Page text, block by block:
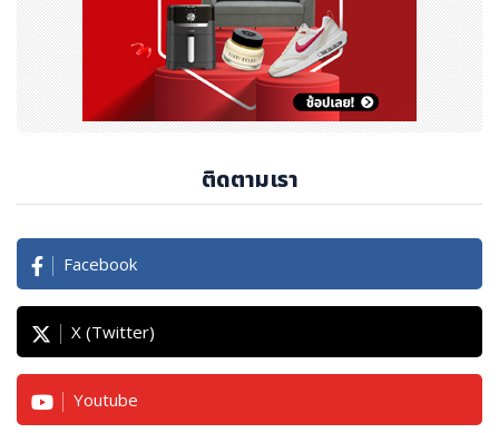
ปัญหาทางสังคม : เมื่อเกิดอาการกรดไหลย้อน อาจทำใ
ห้อยากหลีกเลี่ยงการเข้าสังคมหรือการทำกิจกรรมร่วม
กับผู้อื่น
ผลกระทบระยะยาว
การอักเสบเรื้อรังของหลอดอาหาร (Esophagitis) : ก
รดที่ไหลย้อนขึ้นมาสัมผัสเยื่อบุหลอดอาหารซ้ำ ๆ จนทำใ
ห้เกิดการอักเสบเรื้อรัง อาจมีแผลหรือเลือดออก ส่งผล
ให้กลืนอาหารลำบากหรือกลืนแล้วเจ็บ
Barrett’s Esophagus : ภาวะที่เยื่อบุหลอดอาหารเป
ลี่ยนแปลงไป ซึ่งเพิ่มความเสี่ยงต่อการเกิดมะเร็งหลอด
อาหารในอนาคต
ความเสี่ยงเป็นมะเร็งหลอดอาหาร : การอักเสบเรื้อรัง แ
ละภาวะ Barrett’s Esophagus เพิ่มโอกาสที่เซลล์เยื่
ติดตามเรา
Facebook
X (Twitter)
Youtube